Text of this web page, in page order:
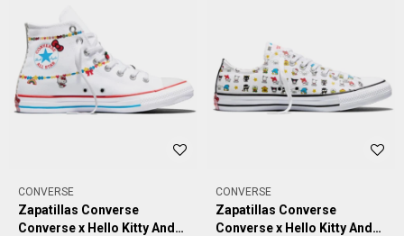
CONVERSE
Zapatillas Converse
Converse x Hello Kitty And
CONVERSE
Zapatillas Converse
Converse x Hello Kitty And